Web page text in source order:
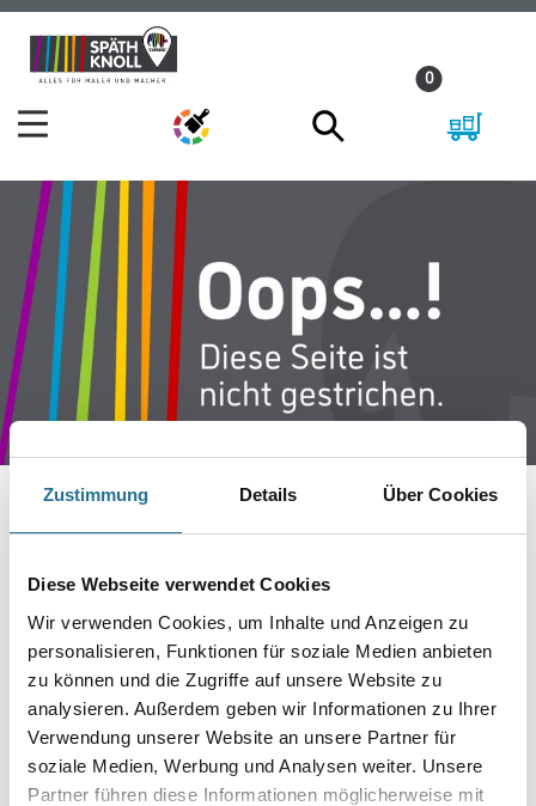
Zustimmung Details Über Cookies
Diese Webseite verwendet Cookies
Wir verwenden Cookies, um Inhalte und Anzeigen zu
personalisieren, Funktionen für soziale Medien anbieten
zu können und die Zugriffe auf unsere Website zu
analysieren. Außerdem geben wir Informationen zu Ihrer
Verwendung unserer Website an unsere Partner für
soziale Medien, Werbung und Analysen weiter. Unsere
Partner führen diese Informationen möglicherweise mit
Zum
Inhalt
Zum
Navigationsmenü
0
IST AUFGETRETEN
Keine Sorge, wir pinseln schon an der Lösung und
werden das Problem so schnell wie möglich beheben.
Erkunden Sie in der Zwischenzeit unseren Online-Shop
und lassen Sie sich inspirieren.
ZURÜCK ZUM ONLINE-SHOP